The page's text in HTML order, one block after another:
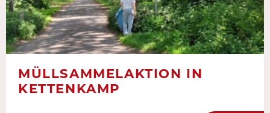
MÜLLSAMMELAKTION IN
KETTENKAMP